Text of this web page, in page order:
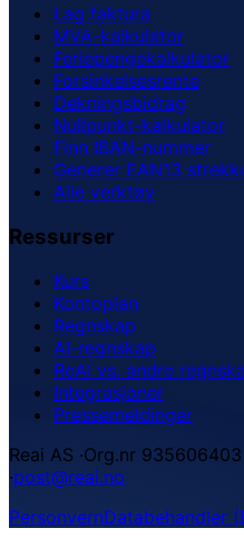
Lag faktura
MVA-kalkulator
Feriepengekalkulator
Forsinkelsesrente
Dekningsbidrag
Nullpunkt-kalkulator
Finn IBAN-nummer
Generer EAN13
Alle verktøy
Ressurser
Kurs
Kontoplan
Regnskap
AI-regnskap
ReAI vs. andre
Integrasjoner
Pressemeldinger
Reai AS ·Org.nr 935606403
·post@reai.no
PersonvernDatabehandler